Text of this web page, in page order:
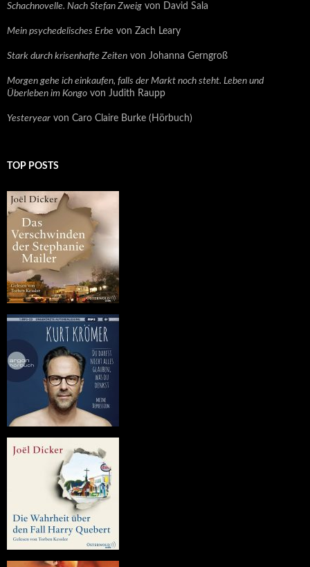
Schachnovelle. Nach Stefan Zweig von David Sala
Mein psychedelisches Erbe von Zach Leary
Stark durch krisenhafte Zeiten von Johanna Gerngroß
Morgen gehe ich einkaufen, falls der Markt noch steht. Leben und
Überleben im Kongo von Judith Raupp
Yesteryear von Caro Claire Burke (Hörbuch)
TOP POSTS